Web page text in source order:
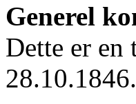
Generel
Dette er
28.10.1846.